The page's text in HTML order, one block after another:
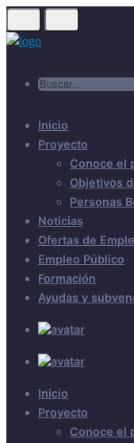
Skip
to
Inicio
Proyecto
Conoce el
Objetivos
Personas
Noticias
Ofertas de
Empleo Público
Formación
Ayudas y
Inicio
Proyecto
Conoce el